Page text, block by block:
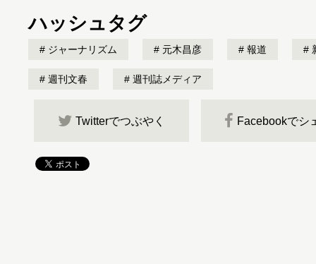
ハッシュタグ
ジャーナリズム 元木昌彦 報道
週刊文春 週刊誌メディア
Twitterでつぶやく Facebookでシ